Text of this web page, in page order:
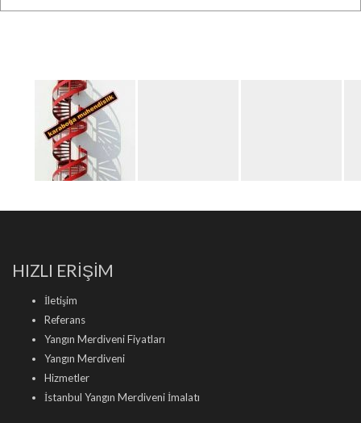
HIZLI ERİŞİM
İletişim
Referans
Yangın Merdiveni Fiyatları
Yangın Merdiveni
Hizmetler
İstanbul Yangın Merdiveni İmalatı